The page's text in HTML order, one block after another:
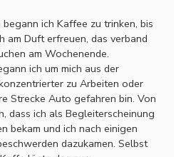
ich Kaffee zu trinken, bis
am Duft erfreuen, das verband
am Wochenende.
ich um mich aus der
zu Arbeiten oder
Strecke Auto gefahren bin. Von
dass ich als Begleiterscheinung
bekam und ich nach einigen
dazukamen. Selbst